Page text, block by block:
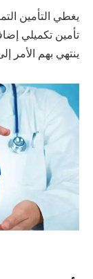
يغطي التأمين
تأمين تكميلي
ينتهي بهم الأمر